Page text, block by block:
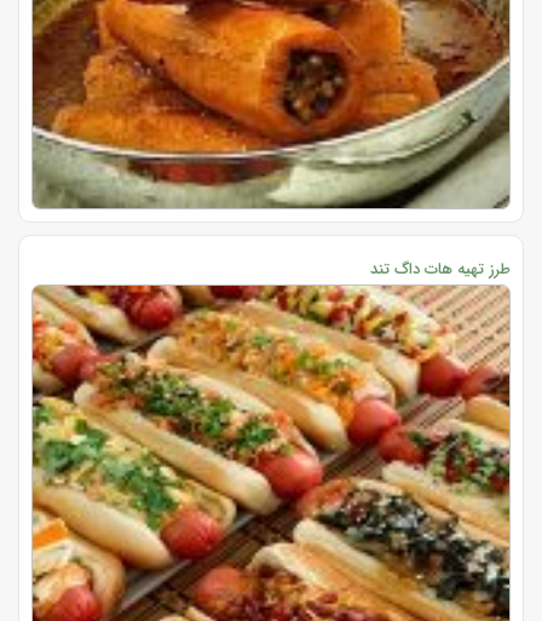
طرز تهیه هات داگ تند